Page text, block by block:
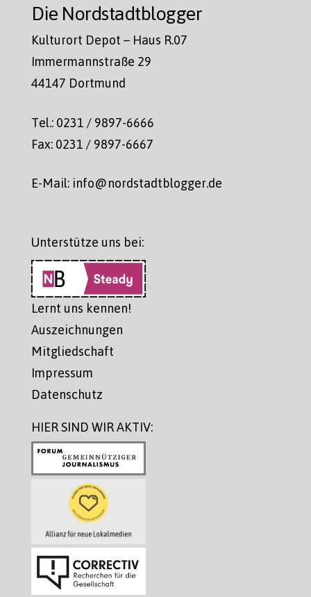
Die Nordstadtblogger
Kulturort Depot – Haus R.07
Immermannstraße 29
44147 Dortmund
Tel.: 0231 / 9897-6666
Fax: 0231 / 9897-6667
E-Mail: info@nordstadtblogger.de
Unterstütze uns bei:
Lernt uns kennen!
Auszeichnungen
Mitgliedschaft
Impressum
Datenschutz
HIER SIND WIR AKTIV: